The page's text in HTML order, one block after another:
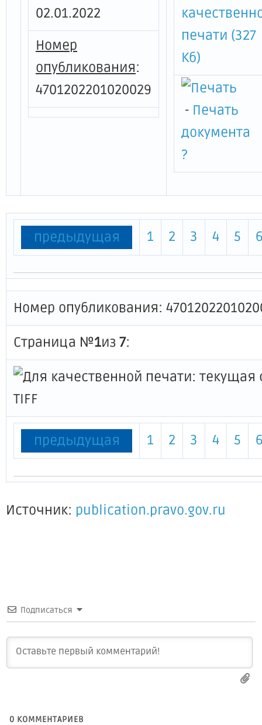
02.01.2022
Номер
опубликования:
4701202201020029
печати (327
Кб)
- Печать
документа
?
предыдущая 1 2 3 4 5
Номер опубликования:
Страница №1из 7:
предыдущая 1 2 3 4 5
Источник: publication.pravo.gov.ru
Подписаться
0 КОММЕНТАРИЕВ